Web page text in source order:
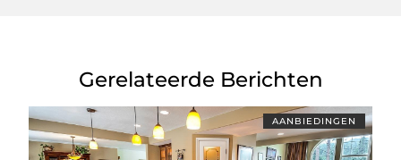
Gerelateerde Berichten
AANBIEDINGEN